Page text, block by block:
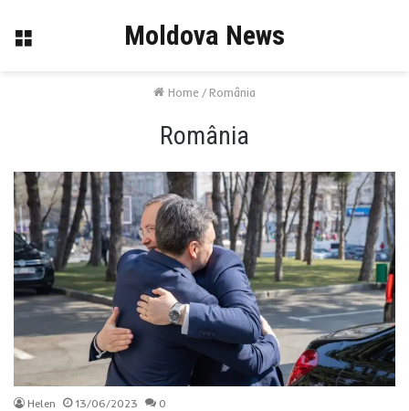
Menu Moldova News
Home /România
România
Helen 13/06/2023 0